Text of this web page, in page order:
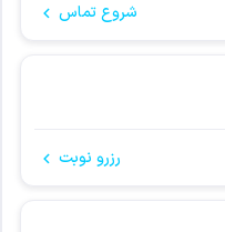
شروع تماس
رزرو نوبت